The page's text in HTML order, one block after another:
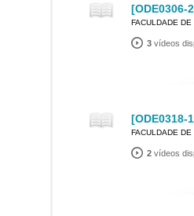
[ODE0306-
FACULDADE
3 vídeos
[ODE0318-
FACULDADE
2 vídeos